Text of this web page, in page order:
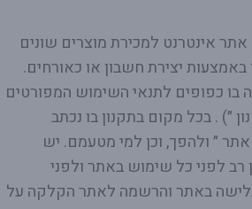
אינטרנט למכירת מוצרים שונים
יצירת חשבון או כאורחים.
בו כפופים לתנאי השימוש המפורטים
״) . בכל מקום בתקנון בו נכתב
אתר ״ ולהפך, וכן למי מטעמם. יש
רב לפני כל שימוש באתר ולפני
באתר והרשמה לאתר הקלקה על